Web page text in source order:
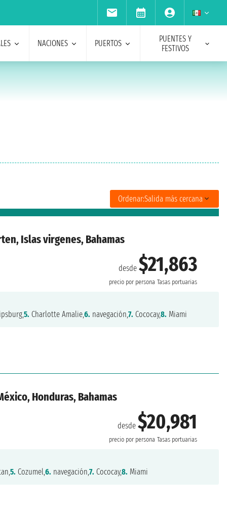
NACIONES PUERTOS
PUENTES Y
FESTIVOS
Ordenar:Salida más cercana
Islas virgenes, Bahamas
desde$21,863
precio por persona Tasas portuarias
5. Charlotte Amalie,6. navegación,7. Cococay,8. Miami
Honduras, Bahamas
desde$20,981
precio por persona Tasas portuarias
5. Cozumel,6. navegación,7. Cococay,8. Miami